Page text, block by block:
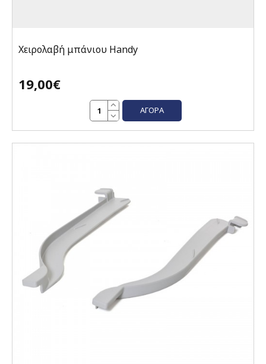
Χειρολαβή μπάνιου Handy
19,00€
ΑΓΟΡΆ